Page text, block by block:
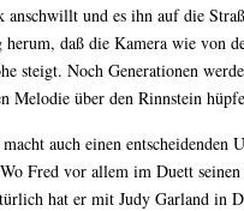
anschwillt und es ihn auf die
herum, daß die Kamera wie von
steigt. Noch Generationen
Melodie über den Rinnstein
auch einen entscheidenden
Fred vor allem im Duett
hat er mit Judy Garland in